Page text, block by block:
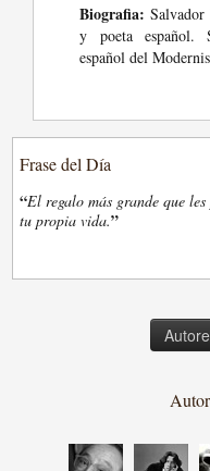
Biografia: Salvador
y poeta español.
español del
Frase del Día
“El regalo más grande que
tu propia vida.”